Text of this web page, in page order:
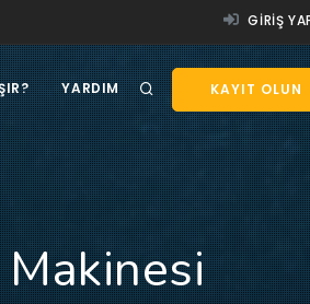
GIRIŞ
KAYIT OLUN
YARDIM